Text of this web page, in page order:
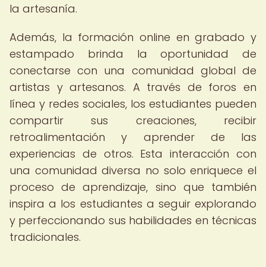
la artesanía.
Además, la formación online en grabado y
estampado brinda la oportunidad de
conectarse con una comunidad global de
artistas y artesanos. A través de foros en
línea y redes sociales, los estudiantes pueden
compartir sus creaciones, recibir
retroalimentación y aprender de las
experiencias de otros. Esta interacción con
una comunidad diversa no solo enriquece el
proceso de aprendizaje, sino que también
inspira a los estudiantes a seguir explorando
y perfeccionando sus habilidades en técnicas
tradicionales.